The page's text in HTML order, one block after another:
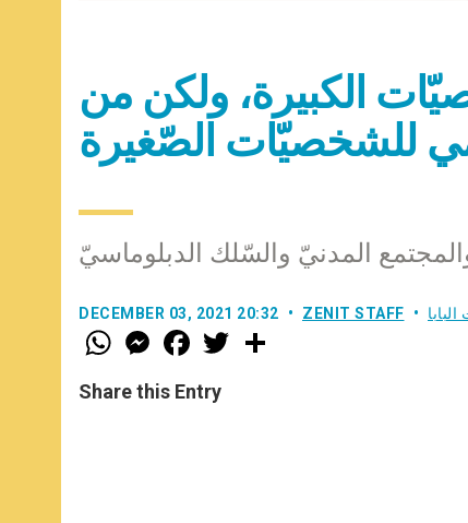
الكبيرة، ولكن من
للشخصيّات الصّغيرة
المدنيّ والسّلك الدبلوماسيّ
DECEMBER 03, 2021 20:32 ZENIT STAFF
W
h
t
s
M
e
s
e
F
a
e
b
w
Share this Entry